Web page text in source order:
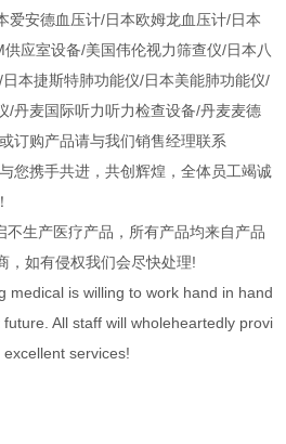
爱安德血压计/日本欧姆龙血压计/日本
应室设备/美国伟伦视力筛查仪/日本八
本捷斯特肺功能仪/日本美能肺功能仪/
/丹麦国际听力听力检查设备/丹麦麦德
订购产品请与我们销售经理联系
您携手共进，共创辉煌，全体员工竭诚
生产医疗产品，所有产品均来自产品
，如有侵权我们会尽快处理!
medical is willing to work hand in hand
All staff will wholeheartedly provi
services!